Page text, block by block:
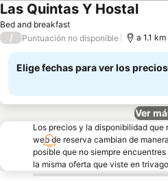
Bed and breakfast
Las Quintas Y Hostal
/ Puntuación no disponible a 1.1
Elige fechas para ver los
Ver
Los precios y la disponibilidad
web de reserva cambian de
posible que no siempre
la misma oferta que viste en